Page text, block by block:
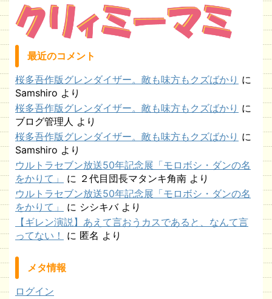
最近のコメント
桜多吾作版グレンダイザー。敵も味方もクズばかり に
Samshiro より
桜多吾作版グレンダイザー。敵も味方もクズばかり に
ブログ管理人 より
桜多吾作版グレンダイザー。敵も味方もクズばかり に
Samshiro より
ウルトラセブン放送50年記念展「モロボシ・ダンの名
をかりて」
に ２代目団長マタンキ角南 より
ウルトラセブン放送50年記念展「モロボシ・ダンの名
をかりて」
に シシキバより
【ギレン演説】あえて言おうカスであると、なんて言
ってない！
に 匿名 より
メタ情報
ログイン